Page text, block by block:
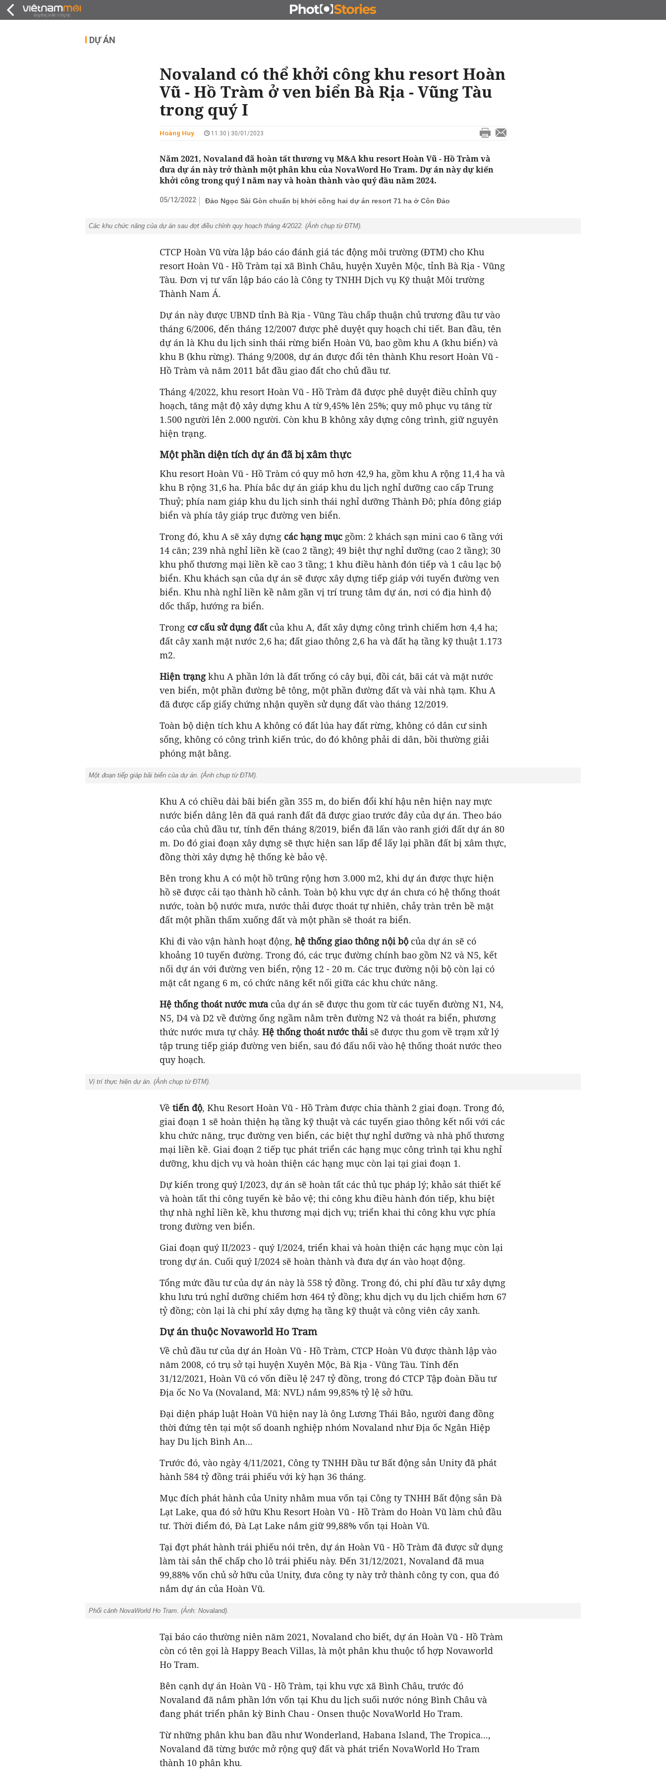
ĐẤU GIÁ - ĐẤU THẦU KINH DOANH
DỰ ÁN
Novaland có thể khởi công khu resort Hoàn
Vũ - Hồ Tràm ở ven biển Bà Rịa - Vũng Tàu
trong quý I
Hoàng Huy 11:30 | 30/01/2023
Năm 2021, Novaland đã hoàn tất thương vụ M&A khu resort Hoàn Vũ - Hồ Tràm và
đưa dự án này trở thành một phân khu của NovaWord Ho Tram. Dự án này dự kiến
khởi công trong quý I năm nay và hoàn thành vào quý đầu năm 2024.
05/12/2022 Đảo Ngọc Sài Gòn chuẩn bị khởi công hai dự án resort 71 ha ở Côn Đảo
Các khu chức năng của dự án sau đợt điều chỉnh quy hoạch tháng 4/2022. (Ảnh chụp từ ĐTM).
CTCP Hoàn Vũ vừa lập báo cáo đánh giá tác động môi trường (ĐTM) cho Khu
resort Hoàn Vũ - Hồ Tràm tại xã Bình Châu, huyện Xuyên Mộc, tỉnh Bà Rịa - Vũng
Tàu. Đơn vị tư vấn lập báo cáo là Công ty TNHH Dịch vụ Kỹ thuật Môi trường
Thành Nam Á.
Dự án này được UBND tỉnh Bà Rịa - Vũng Tàu chấp thuận chủ trương đầu tư vào
tháng 6/2006, đến tháng 12/2007 được phê duyệt quy hoạch chi tiết. Ban đầu, tên
dự án là Khu du lịch sinh thái rừng biển Hoàn Vũ, bao gồm khu A (khu biển) và
khu B (khu rừng). Tháng 9/2008, dự án được đổi tên thành Khu resort Hoàn Vũ -
Hồ Tràm và năm 2011 bắt đầu giao đất cho chủ đầu tư.
Tháng 4/2022, khu resort Hoàn Vũ - Hồ Tràm đã được phê duyệt điều chỉnh quy
hoạch, tăng mật độ xây dựng khu A từ 9,45% lên 25%; quy mô phục vụ tăng từ
1.500 người lên 2.000 người. Còn khu B không xây dựng công trình, giữ nguyên
hiện trạng.
Một phần diện tích dự án đã bị xâm thực
Khu resort Hoàn Vũ - Hồ Tràm có quy mô hơn 42,9 ha, gồm khu A rộng 11,4 ha và
khu B rộng 31,6 ha. Phía bắc dự án giáp khu du lịch nghỉ dưỡng cao cấp Trung
Thuỷ; phía nam giáp khu du lịch sinh thái nghỉ dưỡng Thành Đô; phía đông giáp
biển và phía tây giáp trục đường ven biển.
Trong đó, khu A sẽ xây dựng các hạng mục gồm: 2 khách sạn mini cao 6 tầng với
14 căn; 239 nhà nghỉ liền kề (cao 2 tầng); 49 biệt thự nghỉ dưỡng (cao 2 tầng); 30
khu phố thương mại liền kề cao 3 tầng; 1 khu điều hành đón tiếp và 1 câu lạc bộ
biển. Khu khách sạn của dự án sẽ được xây dựng tiếp giáp với tuyến đường ven
biển. Khu nhà nghỉ liền kề nằm gần vị trí trung tâm dự án, nơi có địa hình độ
dốc thấp, hướng ra biển.
Trong cơ cấu sử dụng đất của khu A, đất xây dựng công trình chiếm hơn 4,4 ha;
đất cây xanh mặt nước 2,6 ha; đất giao thông 2,6 ha và đất hạ tầng kỹ thuật 1.173
m2.
Hiện trạngkhu A phần lớn là đất trống có cây bụi, đồi cát, bãi cát và mặt nước
ven biển, một phần đường bê tông, một phần đường đất và vài nhà tạm. Khu A
đã được cấp giấy chứng nhận quyền sử dụng đất vào tháng 12/2019.
Toàn bộ diện tích khu A không có đất lúa hay đất rừng, không có dân cư sinh
sống, không có công trình kiến trúc, do đó không phải di dân, bồi thường giải
phóng mặt bằng.
Một đoạn tiếp giáp bãi biển của dự án. (Ảnh chụp từ ĐTM).
Khu A có chiều dài bãi biển gần 355 m, do biến đổi khí hậu nên hiện nay mực
nước biển dâng lên đã quá ranh đất đã được giao trước đây của dự án. Theo báo
cáo của chủ đầu tư, tính đến tháng 8/2019, biển đã lấn vào ranh giới đất dự án 80
m. Do đó giai đoạn xây dựng sẽ thực hiện san lấp để lấy lại phần đất bị xâm thực,
đồng thời xây dựng hệ thống kè bảo vệ.
Bên trong khu A có một hồ trũng rộng hơn 3.000 m2, khi dự án được thực hiện
hồ sẽ được cải tạo thành hồ cảnh. Toàn bộ khu vực dự án chưa có hệ thống thoát
nước, toàn bộ nước mưa, nước thải được thoát tự nhiên, chảy tràn trên bề mặt
đất một phần thấm xuống đất và một phần sẽ thoát ra biển.
Khi đi vào vận hành hoạt động, hệ thống giao thông nội bộcủa dự án sẽ có
khoảng 10 tuyến đường. Trong đó, các trục đường chính bao gồm N2 và N5, kết
nối dự án với đường ven biển, rộng 12 - 20 m. Các trục đường nội bộ còn lại có
mặt cắt ngang 6 m, có chức năng kết nối giữa các khu chức năng.
Hệ thống thoát nước mưacủa dự án sẽ được thu gom từ các tuyến đường N1, N4,
N5, D4 và D2 về đường ống ngầm nằm trên đường N2 và thoát ra biển, phương
thức nước mưa tự chảy. Hệ thống thoát nước thảisẽ được thu gom về trạm xử lý
tập trung tiếp giáp đường ven biển, sau đó đấu nối vào hệ thống thoát nước theo
quy hoạch.
Vị trí thực hiện dự án. (Ảnh chụp từ ĐTM).
Về tiến độ, Khu Resort Hoàn Vũ - Hồ Tràm được chia thành 2 giai đoạn. Trong đó,
giai đoạn 1 sẽ hoàn thiện hạ tầng kỹ thuật và các tuyến giao thông kết nối với các
khu chức năng, trục đường ven biển, các biệt thự nghỉ dưỡng và nhà phố thương
mại liền kề. Giai đoạn 2 tiếp tục phát triển các hạng mục công trình tại khu nghỉ
dưỡng, khu dịch vụ và hoàn thiện các hạng mục còn lại tại giai đoạn 1.
Dự kiến trong quý I/2023, dự án sẽ hoàn tất các thủ tục pháp lý; khảo sát thiết kế
và hoàn tất thi công tuyến kè bảo vệ; thi công khu điều hành đón tiếp, khu biệt
thự nhà nghỉ liền kề, khu thương mại dịch vụ; triển khai thi công khu vực phía
trong đường ven biển.
Giai đoạn quý II/2023 - quý I/2024, triển khai và hoàn thiện các hạng mục còn lại
trong dự án. Cuối quý I/2024 sẽ hoàn thành và đưa dự án vào hoạt động.
Tổng mức đầu tư của dự án này là 558 tỷ đồng. Trong đó, chi phí đầu tư xây dựng
khu lưu trú nghỉ dưỡng chiếm hơn 464 tỷ đồng; khu dịch vụ du lịch chiếm hơn 67
tỷ đồng; còn lại là chi phí xây dựng hạ tầng kỹ thuật và công viên cây xanh.
Dự án thuộc Novaworld Ho Tram
Về chủ đầu tư của dự án Hoàn Vũ - Hồ Tràm, CTCP Hoàn Vũ được thành lập vào
năm 2008, có trụ sở tại huyện Xuyên Mộc, Bà Rịa - Vũng Tàu. Tính đến
31/12/2021, Hoàn Vũ có vốn điều lệ 247 tỷ đồng, trong đó CTCP Tập đoàn Đầu tư
Địa ốc No Va (Novaland, Mã: NVL) nắm 99,85% tỷ lệ sở hữu.
Đại diện pháp luật Hoàn Vũ hiện nay là ông Lương Thái Bảo, người đang đồng
thời đứng tên tại một số doanh nghiệp nhóm Novaland như Địa ốc Ngân Hiệp
hay Du lịch Bình An...
Trước đó, vào ngày 4/11/2021, Công ty TNHH Đầu tư Bất động sản Unity đã phát
hành 584 tỷ đồng trái phiếu với kỳ hạn 36 tháng.
Mục đích phát hành của Unity nhằm mua vốn tại Công ty TNHH Bất động sản Đà
Lạt Lake, qua đó sở hữu Khu Resort Hoàn Vũ - Hồ Tràm do Hoàn Vũ làm chủ đầu
tư. Thời điểm đó, Đà Lạt Lake nắm giữ 99,88% vốn tại Hoàn Vũ.
Tại đợt phát hành trái phiếu nói trên, dự án Hoàn Vũ - Hồ Tràm đã được sử dụng
làm tài sản thế chấp cho lô trái phiếu này. Đến 31/12/2021, Novaland đã mua
99,88% vốn chủ sở hữu của Unity, đưa công ty này trở thành công ty con, qua đó
nắm dự án của Hoàn Vũ.
Phối cảnh NovaWorld Ho Tram. (Ảnh: Novaland).
Tại báo cáo thường niên năm 2021, Novaland cho biết, dự án Hoàn Vũ - Hồ Tràm
còn có tên gọi là Happy Beach Villas, là một phân khu thuộc tổ hợp Novaworld
Ho Tram.
Bên cạnh dự án Hoàn Vũ - Hồ Tràm, tại khu vực xã Bình Châu, trước đó
Novaland đã nắm phần lớn vốn tại Khu du lịch suối nước nóng Bình Châu và
đang phát triển phân kỳ Binh Chau - Onsen thuộc NovaWorld Ho Tram.
Từ những phân khu ban đầu như Wonderland, Habana Island, The Tropica...,
Novaland đã từng bước mở rộng quỹ đất và phát triển NovaWorld Ho Tram
thành 10 phân khu.